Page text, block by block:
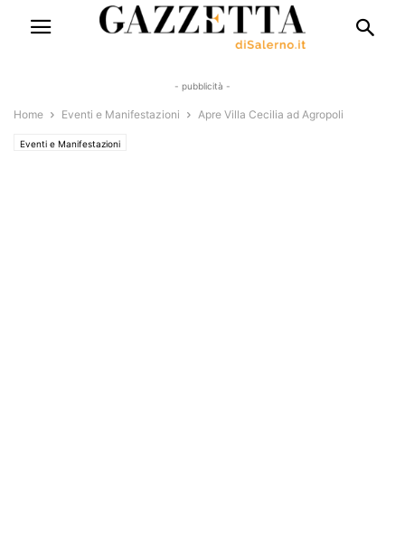
- pubblicità -
Home Eventi e Manifestazioni Apre Villa Cecilia ad Agropoli
Eventi e Manifestazioni